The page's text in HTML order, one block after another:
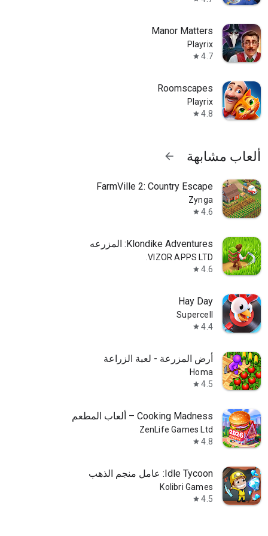
Manor Matters
Playrix
4.7
star
Roomscapes
Playrix
4.8
star
ألعاب مشابهة arrow_forward
FarmVille 2: Country Escape
Zynga
4.6
star
Klondike Adventures: المزرعه
VIZOR APPS LTD.
4.6
star
Hay Day
Supercell
4.4
star
أرض المزرعة - لعبة الزراعة
Homa
4.5
star
Cooking Madness – ألعاب المطعم
ZenLife Games Ltd
4.8
star
Idle Tycoon: عامل منجم الذهب
Kolibri Games
4.5
star